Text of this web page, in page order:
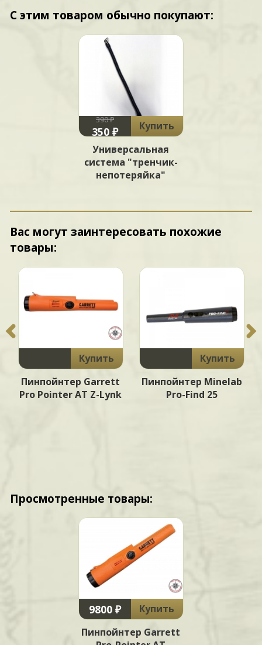
С этим товаром обычно покупают:
390 ₽
350 ₽
Купить
Универсальная
система "тренчик-
непотеряйка"
Вас могут заинтересовать похожие
товары:
Купить
Пинпойнтер Garrett
Pro Pointer AT Z-Lynk
Купить
Пинпойнтер Minelab
Pro-Find 25
Просмотренные товары:
9800 ₽
Купить
Пинпойнтер Garrett